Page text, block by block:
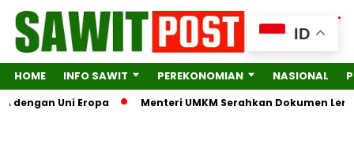
HOME INFO SAWIT PEREKONOMIAN NASIONAL
Uni Eropa Menteri UMKM Serahkan Dokumen Lengkap
ID